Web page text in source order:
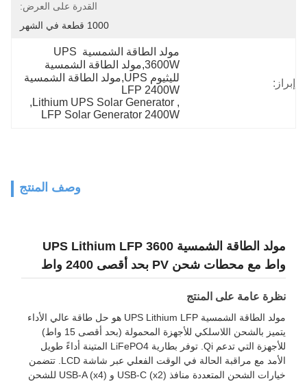
القدرة على العرض:
1000 قطعة في الشهر
إبراز:
مولد الطاقة الشمسية UPS
3600W,مولد الطاقة الشمسية
لليثيوم UPS,مولد الطاقة الشمسية
LFP 2400W
,
Lithium UPS Solar Generator
,
LFP Solar Generator 2400W
وصف المنتج
مولد الطاقة الشمسية UPS Lithium LFP 3600
واط مع محطات شحن PV بحد أقصى 2400 واط
نظرة عامة على المنتج
مولد الطاقة الشمسية UPS Lithium LFP هو حل طاقة عالي الأداء
يتميز بالشحن اللاسلكي للأجهزة المحمولة (بحد أقصى 15 واط)
للأجهزة التي تدعم Qi. توفر بطارية LiFePO4 المتينة أداءً طويل
الأمد مع مراقبة الحالة في الوقت الفعلي عبر شاشة LCD. تتضمن
خيارات الشحن المتعددة منافذ USB-C (x2) و USB-A (x4) للشحن